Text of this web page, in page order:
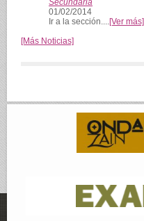
Secundaria
01/02/2014
Ir a la sección....[Ver más]
[Más Noticias]